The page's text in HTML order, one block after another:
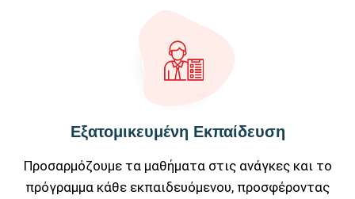
Εξατομικευμένη Εκπαίδευση
Προσαρμόζουμε τα μαθήματα στις ανάγκες και το
πρόγραμμα κάθε εκπαιδευόμενου, προσφέροντας